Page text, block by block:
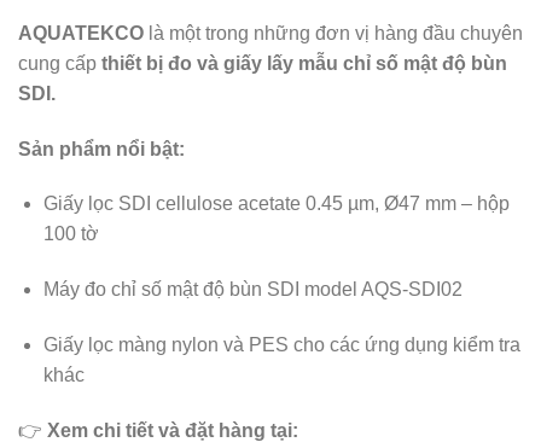
AQUATEKCO là một trong những đơn vị hàng đầu chuyên
cung cấp thiết bị đo và giấy lấy mẫu chỉ số mật độ bùn
SDI.
Sản phẩm nổi bật:
Giấy lọc SDI cellulose acetate 0.45 µm, Ø47 mm – hộp
100 tờ
Máy đo chỉ số mật độ bùn SDI model AQS-SDI02
Giấy lọc màng nylon và PES cho các ứng dụng kiểm tra
khác
👉 Xem chi tiết và đặt hàng tại: